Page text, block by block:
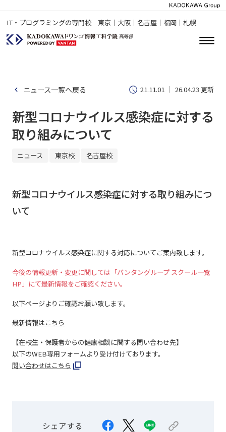
IT・プログラミングの専門校 東京｜大阪｜名古屋｜福岡｜札幌
ニュース一覧へ戻る 21.11.01 26.04.23 更新
新型コロナウイルス感染症に対する
取り組みについて
ニュース 東京校 名古屋校
新型コロナウイルス感染症に対する取り組みにつ
いて
新型コロナウイルス感染症に関する対応についてご案内致します。
今後の情報更新・変更に関しては「バンタングループ スクール一覧
HP」にて最新情報をご確認ください。
以下ページよりご確認お願い致します。
最新情報はこちら
【在校生・保護者からの健康相談に関する問い合わせ先】
以下のWEB専用フォームより受け付けております。
問い合わせはこちら
シェアする